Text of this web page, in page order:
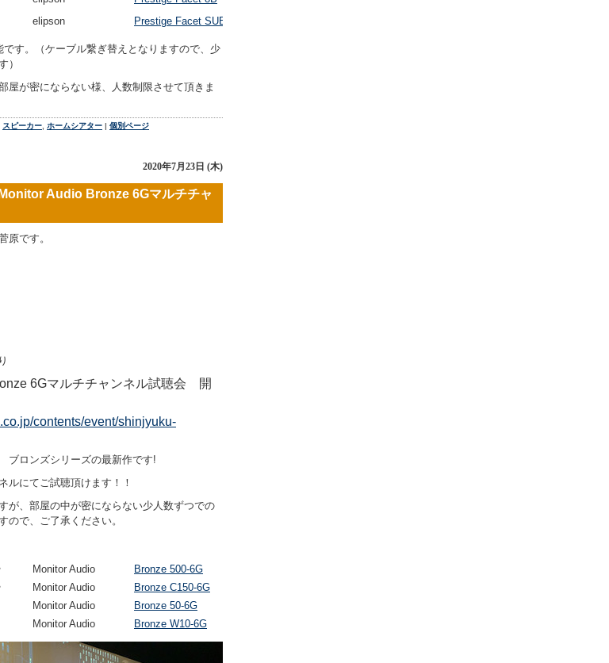
elipson Prestige Facet SUB10
です。（ケーブル繋ぎ替えとなりますので、少
）
屋が密にならない様、人数制限させて頂きま
スピーカー ホームシアター | 個別ページ
2020年7月23日 (木)
Monitor Audio Bronze 6Gマルチチャ
原です。
6Gマルチチャンネル試聴会 開
contents/event/shinjyuku-
ブロンズシリーズの最新作です!
ルにてご試聴頂けます！！
が、部屋の中が密にならない少人数ずつでの
ので、ご了承ください。
Monitor Audio
Bronze 500-6G
Monitor Audio
Bronze C150-6G
Monitor Audio
Bronze 50-6G
Monitor Audio Bronze W10-6G